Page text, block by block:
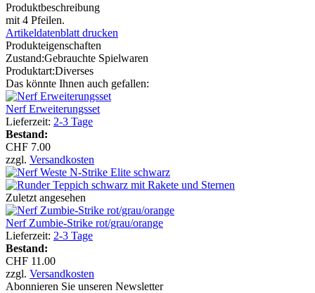
Produktbeschreibung
mit 4 Pfeilen.
Artikeldatenblatt drucken
Produkteigenschaften
Zustand:Gebrauchte Spielwaren
Produktart:Diverses
Das könnte Ihnen auch gefallen:
Nerf Erweiterungsset
Lieferzeit: 2-3 Tage
Bestand:
CHF 7.00
zzgl. Versandkosten
Zuletzt angesehen
Nerf Zumbie-Strike rot/grau/orange
Lieferzeit: 2-3 Tage
Bestand:
CHF 11.00
zzgl. Versandkosten
Abonnieren Sie unseren Newsletter